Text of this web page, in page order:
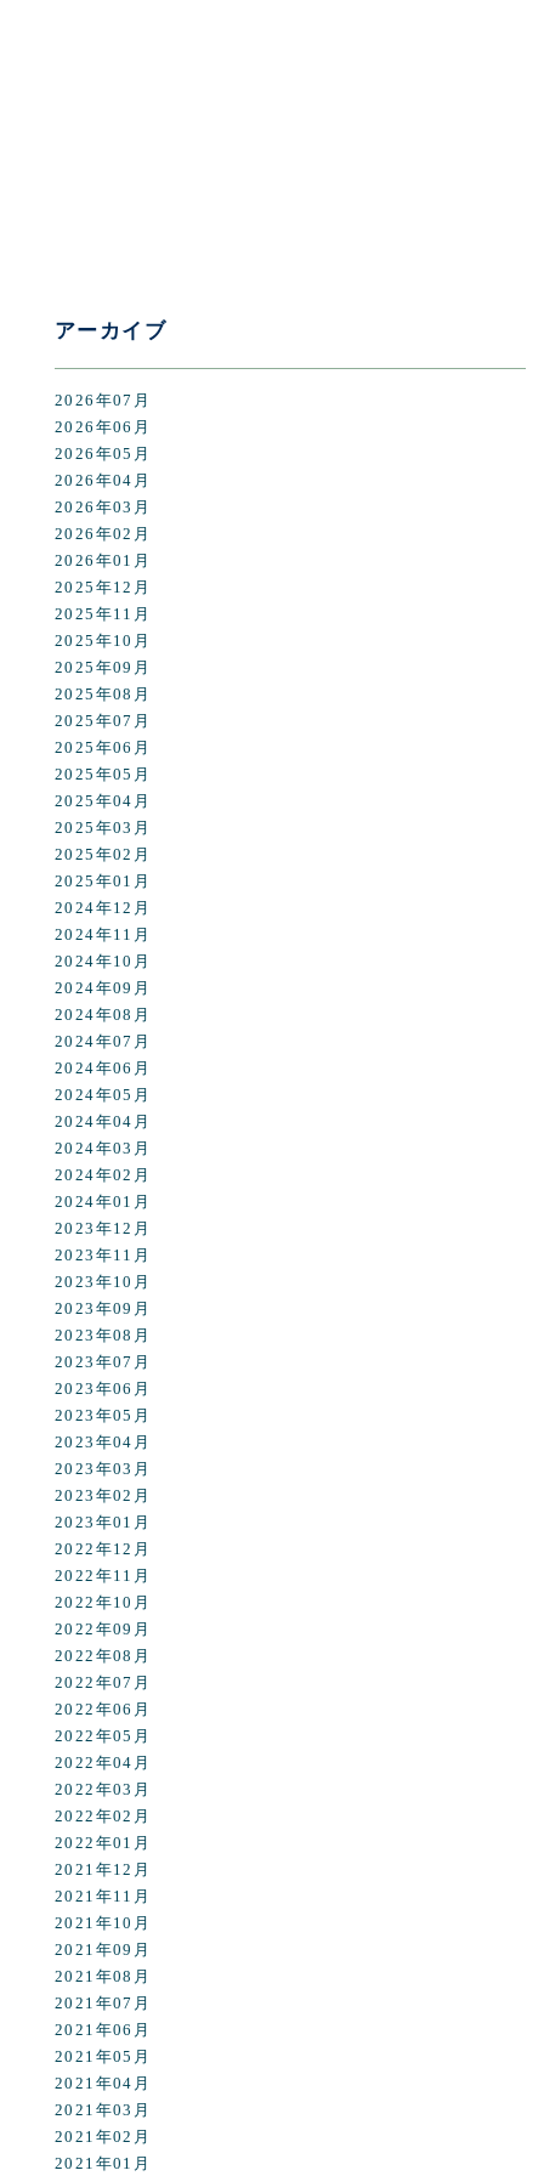
アーカイブ
2026年07月
2026年06月
2026年05月
2026年04月
2026年03月
2026年02月
2026年01月
2025年12月
2025年11月
2025年10月
2025年09月
2025年08月
2025年07月
2025年06月
2025年05月
2025年04月
2025年03月
2025年02月
2025年01月
2024年12月
2024年11月
2024年10月
2024年09月
2024年08月
2024年07月
2024年06月
2024年05月
2024年04月
2024年03月
2024年02月
2024年01月
2023年12月
2023年11月
2023年10月
2023年09月
2023年08月
2023年07月
2023年06月
2023年05月
2023年04月
2023年03月
2023年02月
2023年01月
2022年12月
2022年11月
2022年10月
2022年09月
2022年08月
2022年07月
2022年06月
2022年05月
2022年04月
2022年03月
2022年02月
2022年01月
2021年12月
2021年11月
2021年10月
2021年09月
2021年08月
2021年07月
2021年06月
2021年05月
2021年04月
2021年03月
2021年02月
2021年01月